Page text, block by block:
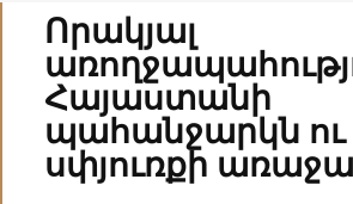
Որակյալ
Հայաստանի
պահանջարկն ու
սփյուռքի